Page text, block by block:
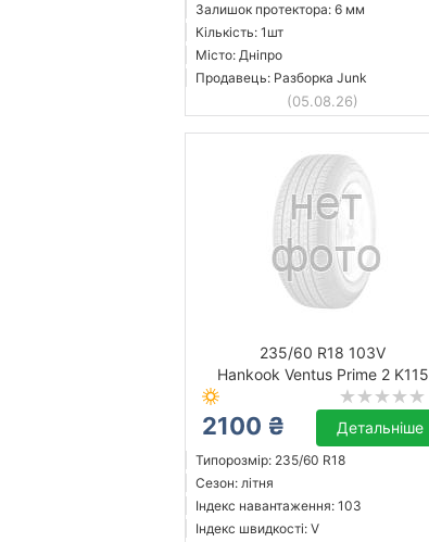
Залишок протектора: 6 мм
Кількість: 1шт
Місто: Дніпро
Продавець: Разборка Junk
(05.08.26)
235/60 R18 103V
Hankook Ventus Prime 2 K115
2100 ₴ Детальніше
Типорозмір: 235/60 R18
Сезон: літня
Індекс навантаження: 103
Індекс швидкості: V